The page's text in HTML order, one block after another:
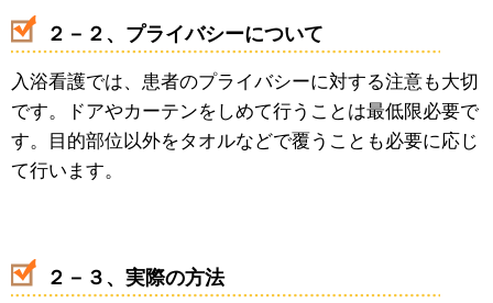
２－２、プライバシーについて
入浴看護では、患者のプライバシーに対する注意も大切
です。ドアやカーテンをしめて行うことは最低限必要で
す。目的部位以外をタオルなどで覆うことも必要に応じ
て行います。
２－３、実際の方法